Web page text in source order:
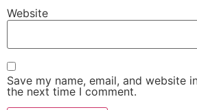
Website
Save my name, email, and website
the next time I comment.